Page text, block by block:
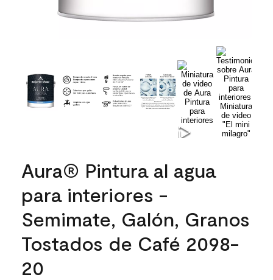
Aura® Pintura al agua
para interiores -
Semimate, Galón, Granos
Tostados de Café 2098-
20